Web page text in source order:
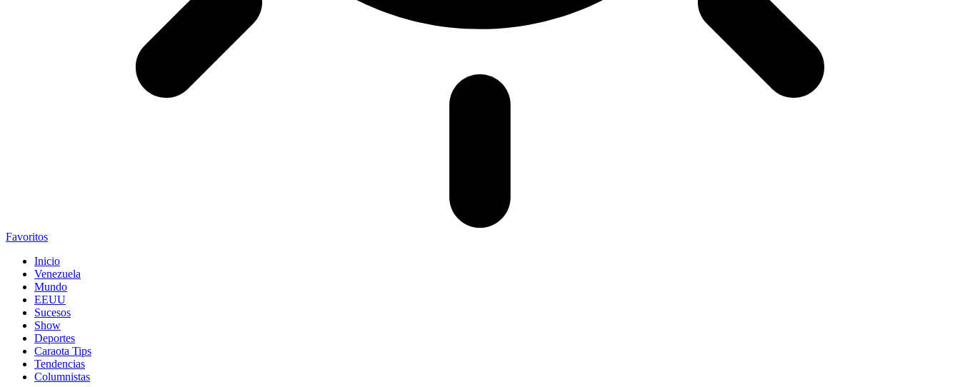
Favoritos
Inicio
Venezuela
Mundo
EEUU
Sucesos
Show
Deportes
Caraota Tips
Tendencias
Columnistas